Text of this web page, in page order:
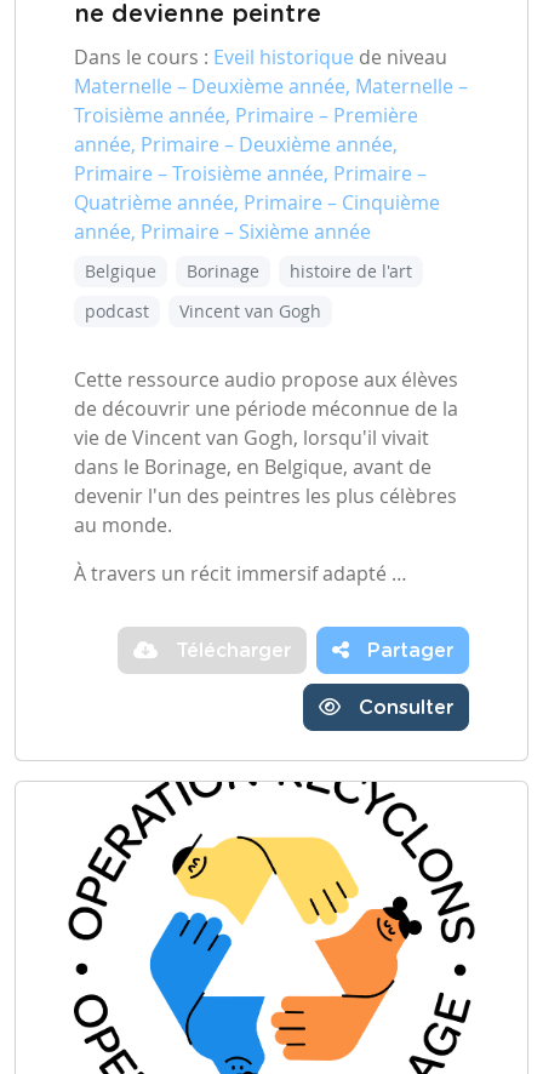
ne devienne peintre
Dans le cours : Eveil historique de niveau
Maternelle – Deuxième année, Maternelle –
Troisième année, Primaire – Première
année, Primaire – Deuxième année,
Primaire – Troisième année, Primaire –
Quatrième année, Primaire – Cinquième
année, Primaire – Sixième année
Belgique Borinage
histoire de l'art
podcast
Vincent van Gogh
Cette ressource audio propose aux élèves
de découvrir une période méconnue de la
vie de Vincent van Gogh, lorsqu'il vivait
dans le Borinage, en Belgique, avant de
devenir l'un des peintres les plus célèbres
au monde.
À travers un récit immersif adapté …
Télécharger Partager
Consulter